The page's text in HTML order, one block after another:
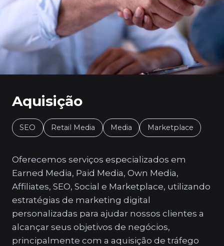
Aquisição
SEO Retail Media Media Marketplace
Oferecemos serviços especializados em
Earned Media, Paid Media, Own Media,
Affiliates, SEO, Social e Marketplace, utilizando
estratégias de marketing digital
personalizadas para ajudar nossos clientes a
alcançar seus objetivos de negócios,
principalmente com a aquisição de tráfego